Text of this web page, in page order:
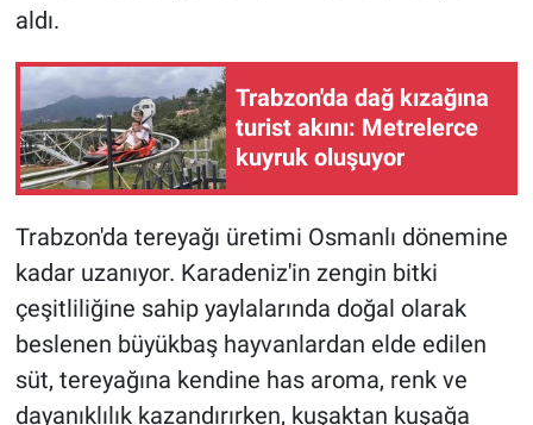
aldı.
Trabzon'da dağ kızağına
turist akını: Metrelerce
kuyruk oluşuyor
Trabzon'da tereyağı üretimi Osmanlı dönemine
kadar uzanıyor. Karadeniz'in zengin bitki
çeşitliliğine sahip yaylalarında doğal olarak
beslenen büyükbaş hayvanlardan elde edilen
süt, tereyağına kendine has aroma, renk ve
dayanıklılık kazandırırken, kuşaktan kuşağa